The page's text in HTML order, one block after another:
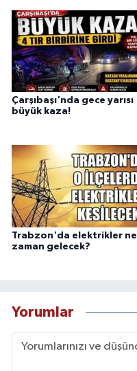
Çarşıbaşı'nda gece yarısı
büyük kaza!
Trabzon'da elektrikler ne
zaman gelecek?
Yorumlar